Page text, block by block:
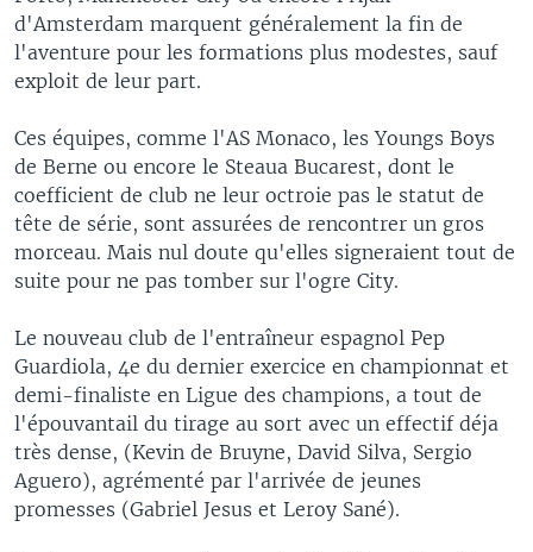
d'Amsterdam marquent généralement la fin de
l'aventure pour les formations plus modestes, sauf
exploit de leur part.
Ces équipes, comme l'AS Monaco, les Youngs Boys
de Berne ou encore le Steaua Bucarest, dont le
coefficient de club ne leur octroie pas le statut de
tête de série, sont assurées de rencontrer un gros
morceau. Mais nul doute qu'elles signeraient tout de
suite pour ne pas tomber sur l'ogre City.
Le nouveau club de l'entraîneur espagnol Pep
Guardiola, 4e du dernier exercice en championnat et
demi-finaliste en Ligue des champions, a tout de
l'épouvantail du tirage au sort avec un effectif déja
très dense, (Kevin de Bruyne, David Silva, Sergio
Aguero), agrémenté par l'arrivée de jeunes
promesses (Gabriel Jesus et Leroy Sané).